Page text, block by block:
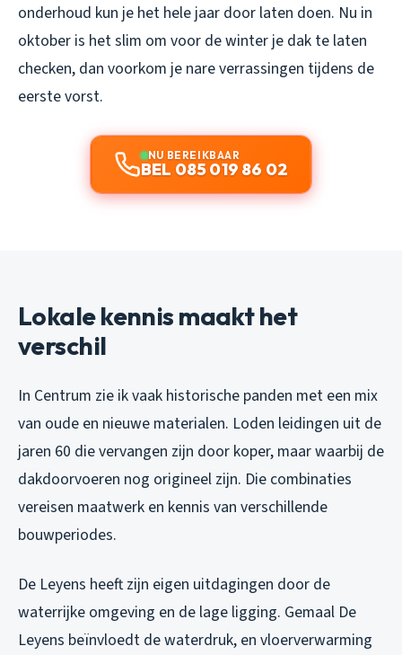
onderhoud kun je het hele jaar door laten doen. Nu in
oktober is het slim om voor de winter je dak te laten
checken, dan voorkom je nare verrassingen tijdens de
eerste vorst.
NU BEREIKBAAR
BEL 085 019 86 02
Lokale kennis maakt het
verschil
In Centrum zie ik vaak historische panden met een mix
van oude en nieuwe materialen. Loden leidingen uit de
jaren 60 die vervangen zijn door koper, maar waarbij de
dakdoorvoeren nog origineel zijn. Die combinaties
vereisen maatwerk en kennis van verschillende
bouwperiodes.
De Leyens heeft zijn eigen uitdagingen door de
waterrijke omgeving en de lage ligging. Gemaal De
Leyens beïnvloedt de waterdruk, en vloerverwarming